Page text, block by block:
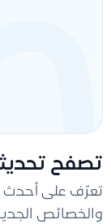
تصفح
تعرّف على أحدث
والخصائص